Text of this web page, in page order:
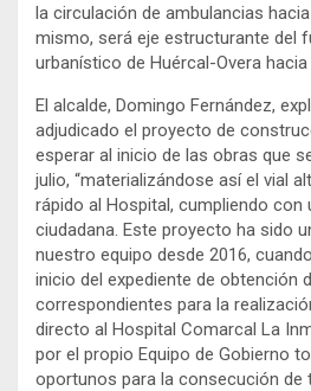
la circulación de ambulancias
mismo, será eje estructurante del
urbanístico de Huércal-Overa hacia
El alcalde, Domingo Fernández,
adjudicado el proyecto de
esperar al inicio de las obras que
julio, “materializándose así el vial
rápido al Hospital, cumpliendo con
ciudadana. Este proyecto ha sido
nuestro equipo desde 2016,
inicio del expediente de obtención
correspondientes para la
directo al Hospital Comarcal La
por el propio Equipo de Gobierno
oportunos para la consecución